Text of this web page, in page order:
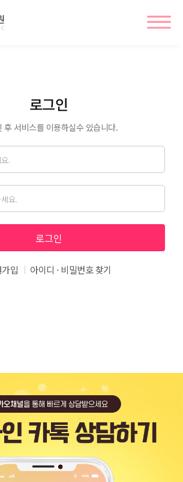
로그인
후 서비스를 이용하실수 있습니다.
로그인
입 아이디 · 비밀번호 찾기